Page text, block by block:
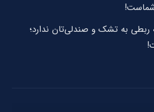
شماست!
ربطی به تشک و صندلی‌تان ندارد؛